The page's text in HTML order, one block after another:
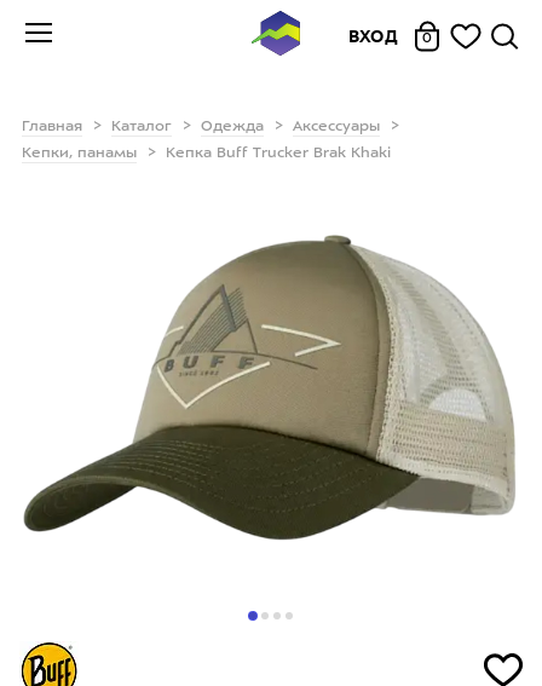
ВХОД 0
Главная Каталог Одежда
Аксессуары
Кепки, панамы
Кепка Buff Trucker Brak Khaki